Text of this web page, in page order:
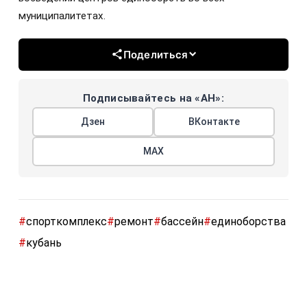
муниципалитетах.
Поделиться
Подписывайтесь на «АН»:
Дзен ВКонтакте
МАХ
#спорткомплекс#ремонт#бассейн#единоборства
#кубань